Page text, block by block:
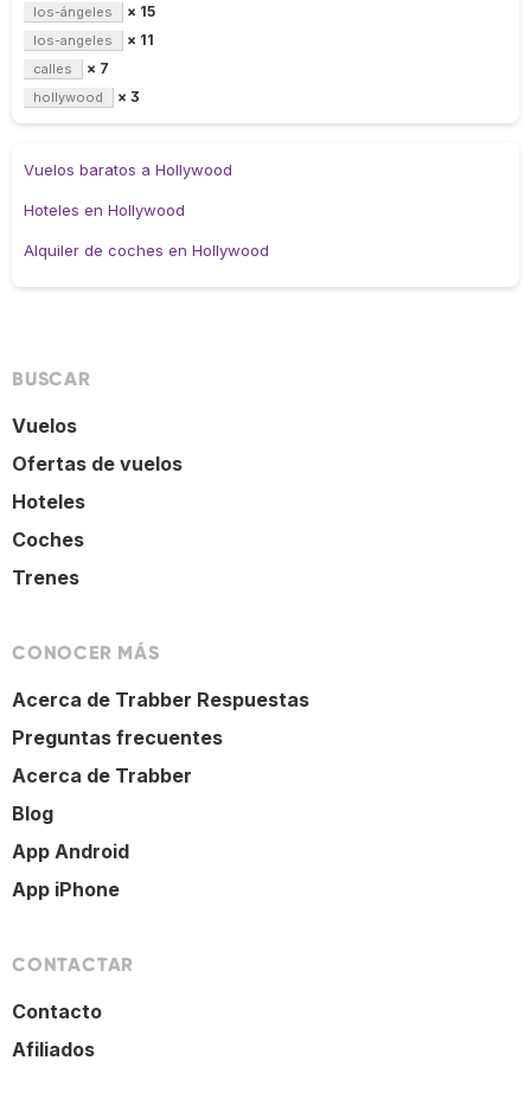
los-ángeles × 15
los-angeles × 11
calles × 7
hollywood × 3
Vuelos baratos a Hollywood
Hoteles en Hollywood
Alquiler de coches en Hollywood
BUSCAR
Vuelos
Ofertas de vuelos
Hoteles
Coches
Trenes
CONOCER MÁS
Acerca de Trabber Respuestas
Preguntas frecuentes
Acerca de Trabber
Blog
App Android
App iPhone
CONTACTAR
Contacto
Afiliados